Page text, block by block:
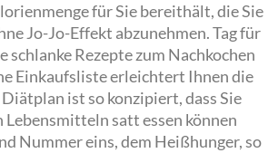
für Sie bereithält, die Sie
Jo-Jo-Effekt abzunehmen. Tag für
schlanke Rezepte zum Nachkochen
Einkaufsliste erleichtert Ihnen die
ist so konzipiert, dass Sie
Lebensmitteln satt essen können
Nummer eins, dem Heißhunger, so